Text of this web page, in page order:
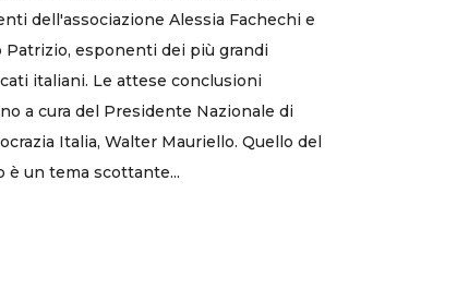
dell'associazione Alessia Fachechi e
Patrizio, esponenti dei più grandi
italiani. Le attese conclusioni
a cura del Presidente Nazionale di
Italia, Walter Mauriello. Quello del
è un tema scottante...